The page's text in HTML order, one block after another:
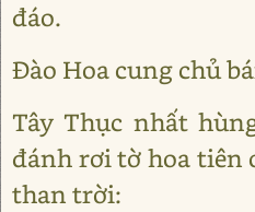
đáo.
Đào Hoa cung chủ
Tây Thục nhất
đánh rơi tờ hoa tiên
than trời: